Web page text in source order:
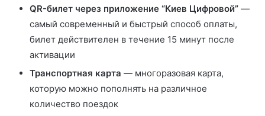
QR-билет через приложение “Киев Цифровой” —
самый современный и быстрый способ оплаты,
билет действителен в течение 15 минут после
активации
Транспортная карта — многоразовая карта,
которую можно пополнять на различное
количество поездок